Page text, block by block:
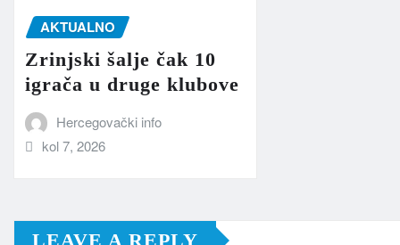
AKTUALNO
Zrinjski šalje čak 10
igrača u druge klubove
Hercegovački info
kol 7, 2026
LEAVE A REPLY